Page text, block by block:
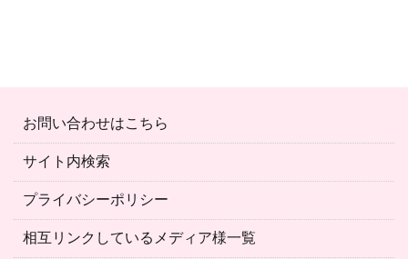
お問い合わせはこちら
サイト内検索
プライバシーポリシー
相互リンクしているメディア様一覧